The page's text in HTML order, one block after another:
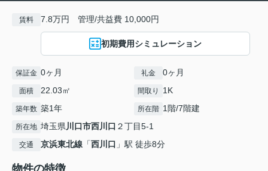
賃料 7.8万円 管理/共益費 10,000円
初期費用シミュレーション
保証金 0ヶ月 礼金 0ヶ月
面積 22.03㎡ 間取り 1K
築年数 築1年 所在階 1階/7階建
所在地 埼玉県川口市西川口 ２丁目5-1
交通 京浜東北線 「西川口 」駅 徒歩8分